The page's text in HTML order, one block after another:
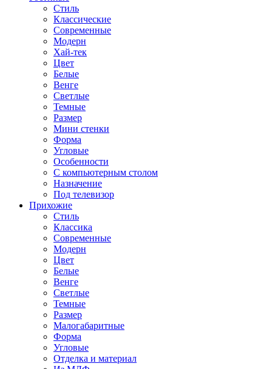
Стиль
Классические
Современные
Модерн
Хай-тек
Цвет
Белые
Венге
Светлые
Темные
Размер
Мини стенки
Форма
Угловые
Особенности
С компьютерным столом
Назначение
Под телевизор
Прихожие
Стиль
Классика
Современные
Модерн
Цвет
Белые
Венге
Светлые
Темные
Размер
Малогабаритные
Форма
Угловые
Отделка и материал